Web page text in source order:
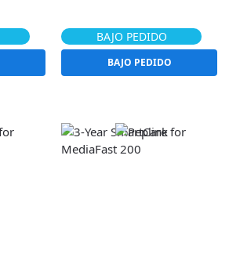
BAJO PEDIDO
BAJO PEDIDO